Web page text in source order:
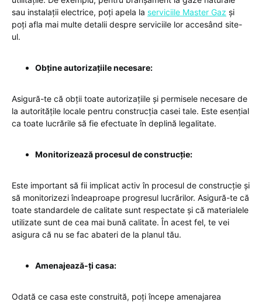
sau instalații electrice, poți apela la serviciile Master Gaz și
poți afla mai multe detalii despre serviciile lor accesând site-
ul.
Obține autorizațiile necesare:
Asigură-te că obții toate autorizațiile și permisele necesare de
la autoritățile locale pentru construcția casei tale. Este esențial
ca toate lucrările să fie efectuate în deplină legalitate.
Monitorizează procesul de construcție:
Este important să fii implicat activ în procesul de construcție și
să monitorizezi îndeaproape progresul lucrărilor. Asigură-te că
toate standardele de calitate sunt respectate și că materialele
utilizate sunt de cea mai bună calitate. În acest fel, te vei
asigura că nu se fac abateri de la planul tău.
Amenajează-ți casa:
Odată ce casa este construită, poți începe amenajarea